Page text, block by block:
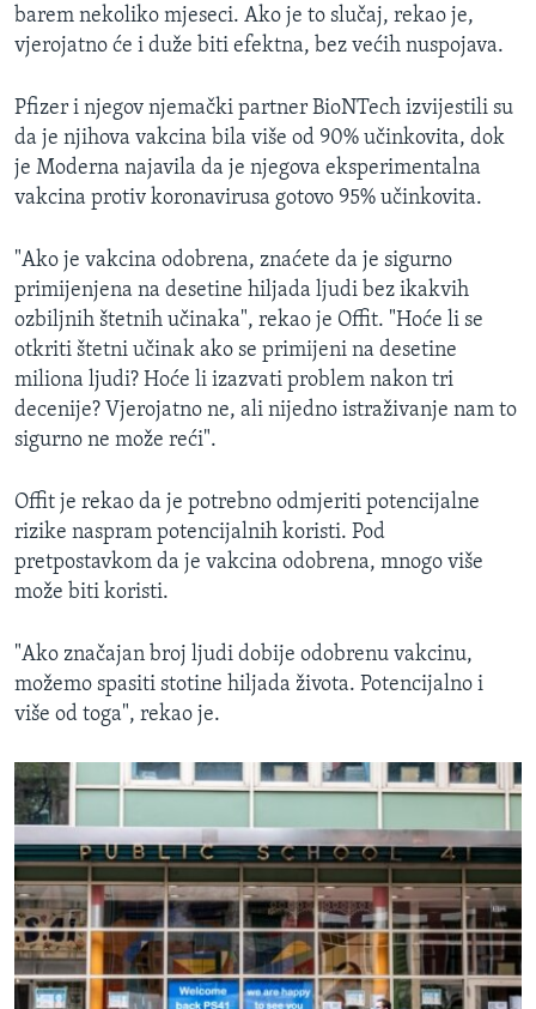
barem nekoliko mjeseci. Ako je to slučaj, rekao je,
vjerojatno će i duže biti efektna, bez većih nuspojava.
Pfizer i njegov njemački partner BioNTech izvijestili su
da je njihova vakcina bila više od 90% učinkovita, dok
je Moderna najavila da je njegova eksperimentalna
vakcina protiv koronavirusa gotovo 95% učinkovita.
"Ako je vakcina odobrena, znaćete da je sigurno
primijenjena na desetine hiljada ljudi bez ikakvih
ozbiljnih štetnih učinaka", rekao je Offit. "Hoće li se
otkriti štetni učinak ako se primijeni na desetine
miliona ljudi? Hoće li izazvati problem nakon tri
decenije? Vjerojatno ne, ali nijedno istraživanje nam to
sigurno ne može reći".
Offit je rekao da je potrebno odmjeriti potencijalne
rizike naspram potencijalnih koristi. Pod
pretpostavkom da je vakcina odobrena, mnogo više
može biti koristi.
"Ako značajan broj ljudi dobije odobrenu vakcinu,
možemo spasiti stotine hiljada života. Potencijalno i
više od toga", rekao je.